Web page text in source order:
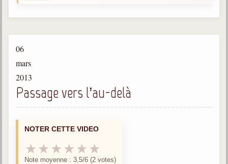
1910-2002
1927-2025
Bibliothèque
Ouvrages
Bibliothèque spirite
06
mars
2013
Passage vers l’au-delà
NOTER CETTE VIDEO
★ ★ ★ ★ ★ ★
Note moyenne : 3,5/6 (2 votes)